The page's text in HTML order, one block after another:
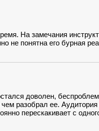
На замечания
не понятна его бурная
доволен,
разобрал ее. Аудитория
перескакивает с
давно не проходила